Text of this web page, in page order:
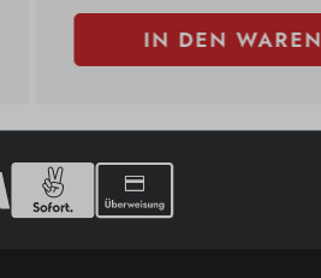
IN DEN